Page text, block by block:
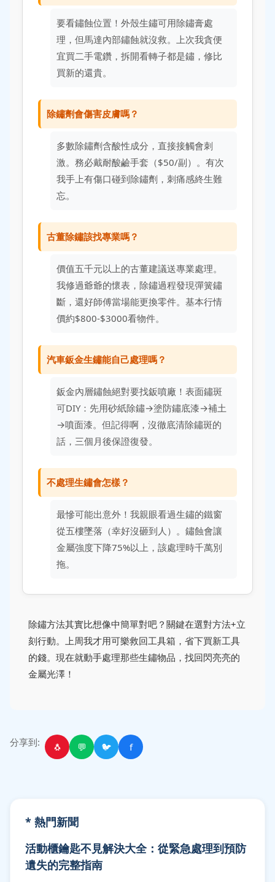
要看鏽蝕位置！外殼生鏽可用除鏽膏處
理，但馬達內部鏽蝕就沒救。上次我貪便
宜買二手電鑽，拆開看轉子都是鏽，修比
買新的還貴。
除鏽劑會傷害皮膚嗎？
多數除鏽劑含酸性成分，直接接觸會刺
激。務必戴耐酸鹼手套（$50/副）。有次
我手上有傷口碰到除鏽劑，刺痛感終生難
忘。
古董除鏽該找專業嗎？
價值五千元以上的古董建議送專業處理。
我修過爺爺的懷表，除鏽過程發現彈簧鏽
斷，還好師傅當場能更換零件。基本行情
價約$800-$3000看物件。
汽車鈑金生鏽能自己處理嗎？
鈑金內層鏽蝕絕對要找鈑噴廠！表面鏽斑
可DIY：先用砂紙除鏽→塗防鏽底漆→補土
→噴面漆。但記得啊，沒徹底清除鏽斑的
話，三個月後保證復發。
不處理生鏽會怎樣？
最慘可能出意外！我親眼看過生鏽的鐵窗
從五樓墜落（幸好沒砸到人）。鏽蝕會讓
金屬強度下降75%以上，該處理時千萬別
拖。
除鏽方法其實比想像中簡單對吧？關鍵在選對方法+立
刻行動。上周我才用可樂救回工具箱，省下買新工具
的錢。現在就動手處理那些生鏽物品，找回閃亮亮的
金屬光澤！
分享到: 🐧 💬 🐦 f
* 熱門新聞
活動櫃鑰匙不見解決大全：從緊急處理到預防
遺失的完整指南